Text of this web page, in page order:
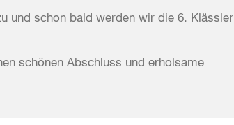
und schon bald werden wir die 6. Klässler
schönen Abschluss und erholsame